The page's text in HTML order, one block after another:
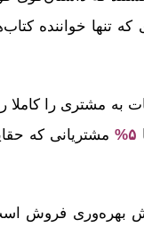
تنها خواننده
به مشتری را کاملا
۵%
مشتریانی که
بهره‌وری